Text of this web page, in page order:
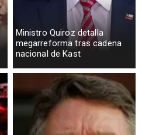
Ministro Quiroz detalla
megarreforma tras cadena
nacional de Kast